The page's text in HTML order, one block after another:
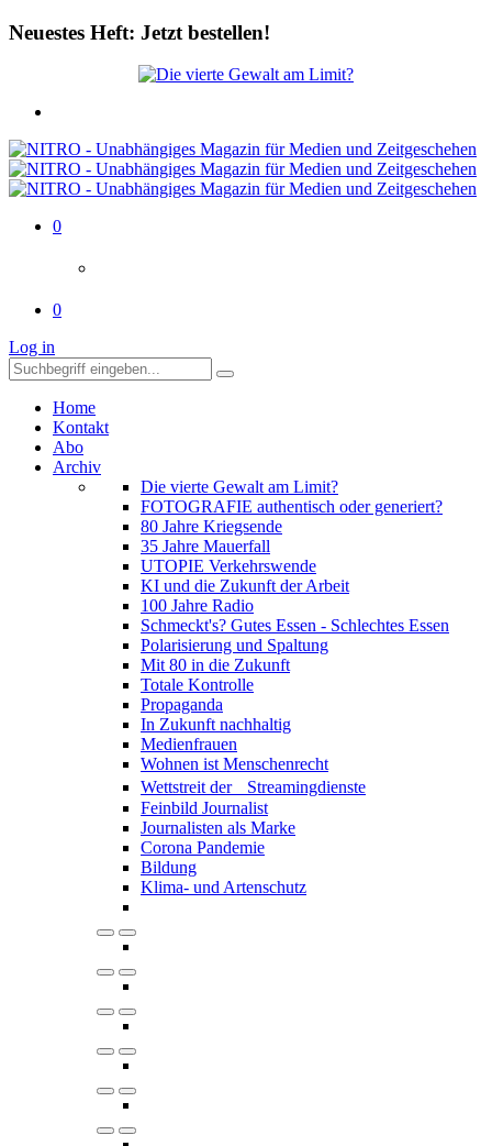
Neuestes Heft: Jetzt bestellen!
0
0
Log in
Home
Kontakt
Abo
Archiv
Die vierte Gewalt am Limit?
FOTOGRAFIE authentisch oder generiert?
80 Jahre Kriegsende
35 Jahre Mauerfall
UTOPIE Verkehrswende
KI und die Zukunft der Arbeit
100 Jahre Radio
Schmeckt's? Gutes Essen - Schlechtes Essen
Polarisierung und Spaltung
Mit 80 in die Zukunft
Totale Kontrolle
Propaganda
In Zukunft nachhaltig
Medienfrauen
Wohnen ist Menschenrecht
Wettstreit der Streamingdienste
Feinbild Journalist
Journalisten als Marke
Corona Pandemie
Bildung
Klima- und Artenschutz